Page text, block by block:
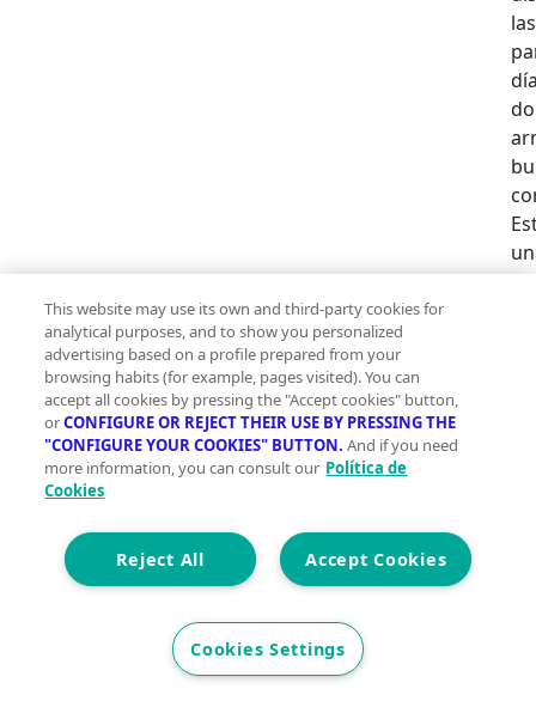
This website may use its own and third-party cookies for
analytical purposes, and to show you personalized
advertising based on a profile prepared from your
browsing habits (for example, pages visited). You can
accept all cookies by pressing the "Accept cookies" button,
orCONFIGURE OR REJECT THEIR USE BY PRESSING THE
"CONFIGURE YOUR COOKIES" BUTTON. And if you need
more information, you can consult our Política de
Cookies
Accept Cookies
Reject All
Cookies Settings